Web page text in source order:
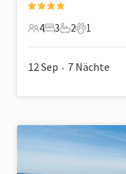
4 Gäste
4
3 Schlafzimmer
3
2 Badezimmer
2
1 Haustier
1
12 Sep • 7 Nächte